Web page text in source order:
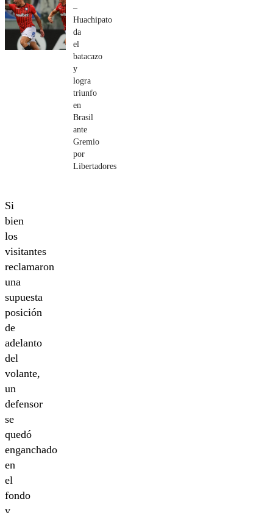
–
Huachipato
da
el
batacazo
y
logra
triunfo
en
Brasil
ante
Gremio
por
Libertadores
Si
bien
los
visitantes
reclamaron
una
supuesta
posición
de
adelanto
del
volante,
un
defensor
se
quedó
enganchado
en
el
fondo